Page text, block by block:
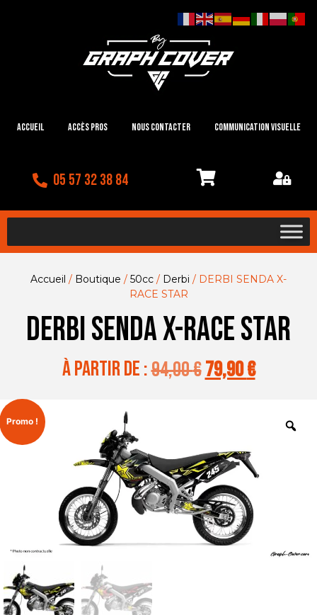
Accueil Accès Pros Nous contacter Communication visuelle
05 57 32 38 84
Accueil / Boutique / 50cc / Derbi / DERBI SENDA X-
RACE STAR
DERBI SENDA X-RACE STAR
à partir de :94,00€79,90€
Promo !